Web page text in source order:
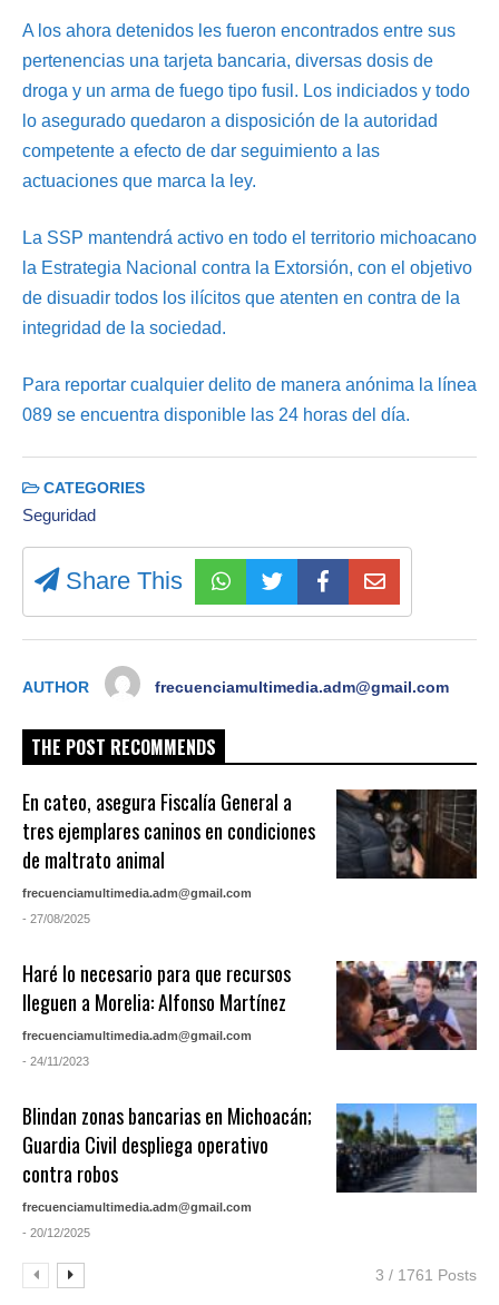
A los ahora detenidos les fueron encontrados entre sus
pertenencias una tarjeta bancaria, diversas dosis de
droga y un arma de fuego tipo fusil. Los indiciados y todo
lo asegurado quedaron a disposición de la autoridad
competente a efecto de dar seguimiento a las
actuaciones que marca la ley.
La SSP mantendrá activo en todo el territorio michoacano
la Estrategia Nacional contra la Extorsión, con el objetivo
de disuadir todos los ilícitos que atenten en contra de la
integridad de la sociedad.
Para reportar cualquier delito de manera anónima la línea
089 se encuentra disponible las 24 horas del día.
CATEGORIES
Seguridad
Share This
AUTHOR frecuenciamultimedia.adm@gmail.com
THE POST RECOMMENDS
En cateo, asegura Fiscalía General a
tres ejemplares caninos en condiciones
de maltrato animal
frecuenciamultimedia.adm@gmail.com
- 27/08/2025
Haré lo necesario para que recursos
lleguen a Morelia: Alfonso Martínez
frecuenciamultimedia.adm@gmail.com
- 24/11/2023
Blindan zonas bancarias en Michoacán;
Guardia Civil despliega operativo
contra robos
frecuenciamultimedia.adm@gmail.com
- 20/12/2025
3 / 1761 Posts